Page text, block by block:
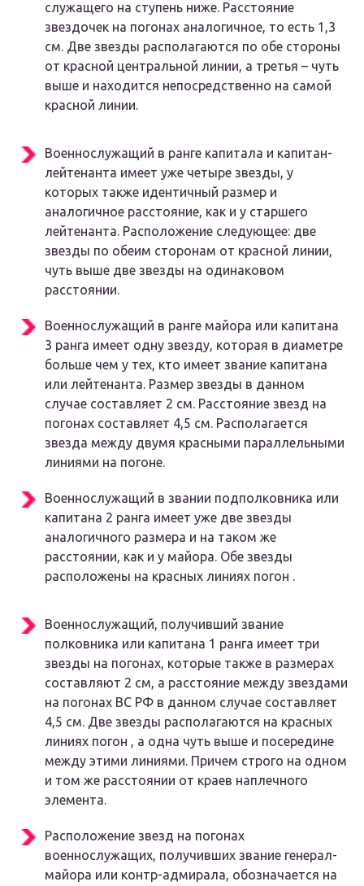
служащего на ступень ниже. Расстояние
звездочек на погонах аналогичное, то есть 1,3
см. Две звезды располагаются по обе стороны
от красной центральной линии, а третья – чуть
выше и находится непосредственно на самой
красной линии.
Военнослужащий в ранге капитала и капитан-
лейтенанта имеет уже четыре звезды, у
которых также идентичный размер и
аналогичное расстояние, как и у старшего
лейтенанта. Расположение следующее: две
звезды по обеим сторонам от красной линии,
чуть выше две звезды на одинаковом
расстоянии.
Военнослужащий в ранге майора или капитана
3 ранга имеет одну звезду, которая в диаметре
больше чем у тех, кто имеет звание капитана
или лейтенанта. Размер звезды в данном
случае составляет 2 см. Расстояние звезд на
погонах составляет 4,5 см. Располагается
звезда между двумя красными параллельными
линиями на погоне.
Военнослужащий в звании подполковника или
капитана 2 ранга имеет уже две звезды
аналогичного размера и на таком же
расстоянии, как и у майора. Обе звезды
расположены на красных линиях погон .
Военнослужащий, получивший звание
полковника или капитана 1 ранга имеет три
звезды на погонах, которые также в размерах
составляют 2 см, а расстояние между звездами
на погонах ВС РФ в данном случае составляет
4,5 см. Две звезды располагаются на красных
линиях погон , а одна чуть выше и посередине
между этими линиями. Причем строго на одном
и том же расстоянии от краев наплечного
элемента.
Расположение звезд на погонах
военнослужащих, получивших звание генерал-
майора или контр-адмирала, обозначается на